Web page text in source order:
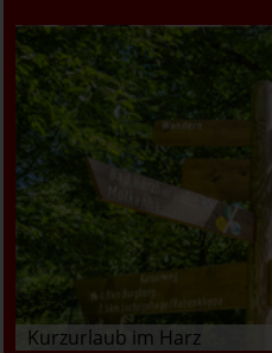
Kurzurlaub im Harz